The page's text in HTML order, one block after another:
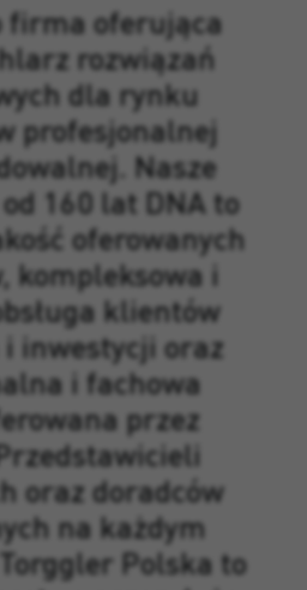
firma oferująca
rozwiązań
dla rynku
profesjonalnej
Nasze
160 lat DNA to
oferowanych
kompleksowa i
klientów
inwestycji oraz
i fachowa
przez
oraz doradców
na każdym
Polska to